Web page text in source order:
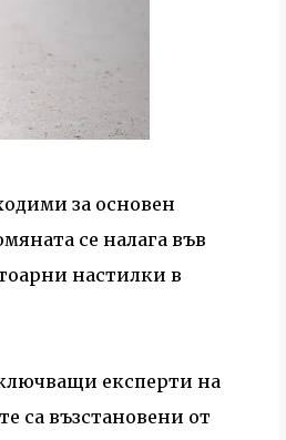
за основен
се налага във
настилки в
експерти на
са възстановени от